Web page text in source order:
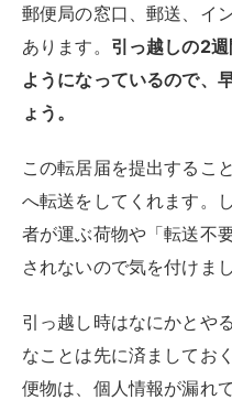
郵便局の窓口、郵送、イ
あります。 引っ越しの2
ようになっているので、
ょう。
この転居届を提出するこ
へ転送をしてくれます。
者が運ぶ荷物や「転送不
されないので気を付けまし
引っ越し時はなにかとや
なことは先に済ましてお
便物は、個人情報が漏れ